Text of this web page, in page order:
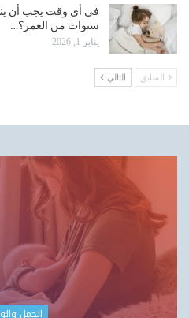
سنوات من العمر؟…
يناير 1, 2026
السابق التالي
الحمل